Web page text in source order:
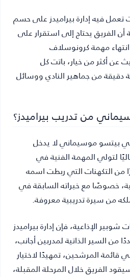
فيه إدارة بيراميدز على حسم
الفريق يحتاج إلى استقرار على
مهمة كرونوسلاف
عن أكثر من خيار، باتت كل
دقيقة من جماهير النادي ووسائل
من تدريب بيراميدز؟
بيتسو موسيماني لا يدخل
لتولي المهمة الفنية في
من التكهنات التي ربطت اسمه
خصوصًا مع خبراته السابقة في
من سيرة تدريبية معروفة.
الإذاعية، فإن إدارة بيراميدز
السير الذاتية لمدربين أجانب،
المرشحين، تمهيدًا لاختيار
الفريق خلال المرحلة المقبلة،